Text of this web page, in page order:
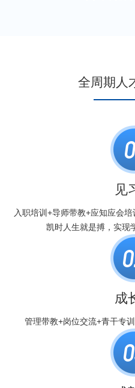
全周期人
见
入职培训+导师带教+应知应会培训
凯时人生就是搏
成
管理带教+岗位交流+青干专